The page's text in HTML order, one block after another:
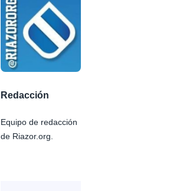
Redacción
Equipo de redacción
de Riazor.org.